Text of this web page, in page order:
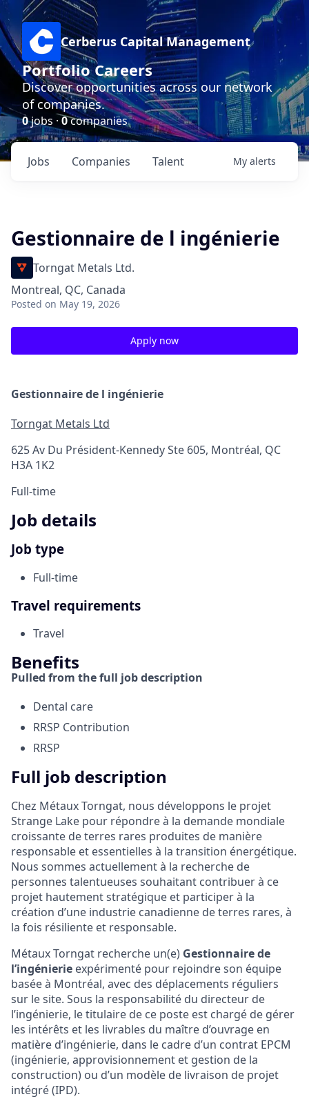
Cerberus Capital Management
Portfolio Careers
Discover opportunities across our network
of companies.
0jobs ·0companies
Jobs Companies Talent My alerts
Gestionnaire de l ingénierie
Torngat Metals Ltd.
Montreal, QC, Canada
Posted on May 19, 2026
Apply now
Gestionnaire de l ingénierie
Torngat Metals Ltd
625 Av Du Président-Kennedy Ste 605, Montréal, QC
H3A 1K2
Full-time
Job details
Job type
Full-time
Travel requirements
Travel
Benefits
Pulled from the full job description
Dental care
RRSP Contribution
RRSP
Full job description
Chez Métaux Torngat, nous développons le projet
Strange Lake pour répondre à la demande mondiale
croissante de terres rares produites de manière
responsable et essentielles à la transition énergétique.
Nous sommes actuellement à la recherche de
personnes talentueuses souhaitant contribuer à ce
projet hautement stratégique et participer à la
création d’une industrie canadienne de terres rares, à
la fois résiliente et responsable.
Métaux Torngat recherche un(e) Gestionnaire de
l’ingénierie expérimenté pour rejoindre son équipe
basée à Montréal, avec des déplacements réguliers
sur le site. Sous la responsabilité du directeur de
l’ingénierie, le titulaire de ce poste est chargé de gérer
les intérêts et les livrables du maître d’ouvrage en
matière d’ingénierie, dans le cadre d’un contrat EPCM
(ingénierie, approvisionnement et gestion de la
construction) ou d’un modèle de livraison de projet
intégré (IPD).